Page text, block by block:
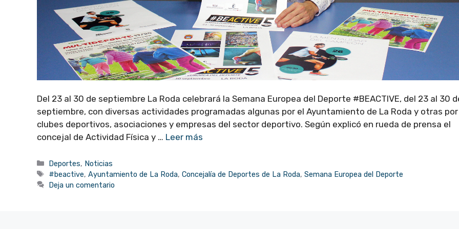
Del 23 al 30 de septiembre La Roda celebrará la Semana Europea del Deporte #BEACTIVE, del 23 al 30
septiembre, con diversas actividades programadas algunas por el Ayuntamiento de La Roda y otras por
clubes deportivos, asociaciones y empresas del sector deportivo. Según explicó en rueda de prensa el
concejal de Actividad Física y … Leer más
Categorías
Deportes, Noticias
Etiquetas
#beactive,Ayuntamiento de La Roda,Concejalía de Deportes de La Roda,Semana Europea del Deporte
Deja un comentario